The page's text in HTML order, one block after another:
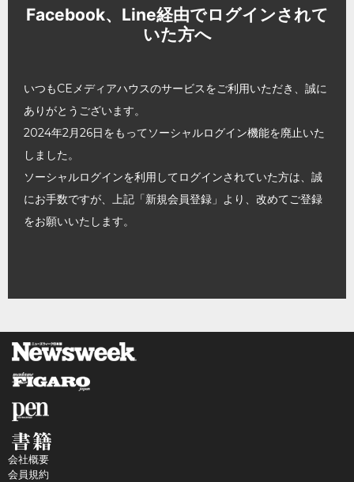
Facebook、Line経由でログインされて
いた方へ
いつもCEメディアハウスのサービスをご利用いただき、誠に
ありがとうございます。
2024年2月26日をもってソーシャルログイン機能を廃止いた
しました。
ソーシャルログインを利用してログインされていた方は、誠
にお手数ですが、上記「新規会員登録」より、改めてご登録
をお願いいたします。
会社概要
会員規約